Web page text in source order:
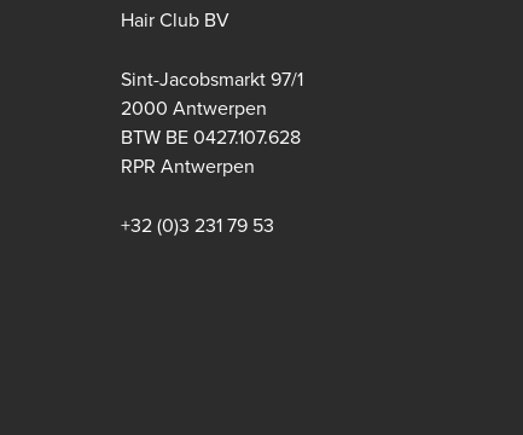
Hair Club BV
Sint-Jacobsmarkt 97/1
2000 Antwerpen
BTW BE 0427.107.628
RPR Antwerpen
+32 (0)3 231 79 53
Apple store